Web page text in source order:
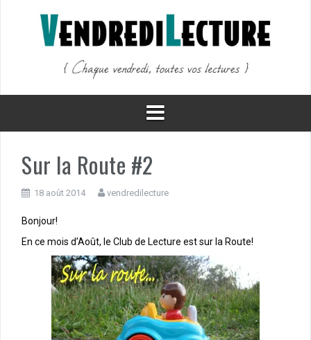
Sur la Route #2
18 août 2014 vendredilecture
Bonjour!
En ce mois d’Août, le Club de Lecture est sur la Route!